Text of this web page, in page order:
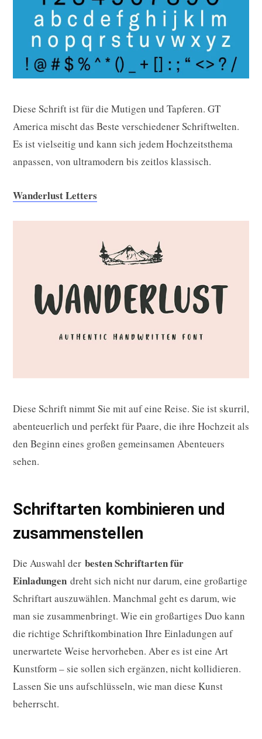
Diese Schrift ist für die Mutigen und Tapferen. GT
America mischt das Beste verschiedener Schriftwelten.
Es ist vielseitig und kann sich jedem Hochzeitsthema
anpassen, von ultramodern bis zeitlos klassisch.
Wanderlust Letters
Diese Schrift nimmt Sie mit auf eine Reise. Sie ist skurril,
abenteuerlich und perfekt für Paare, die ihre Hochzeit als
den Beginn eines großen gemeinsamen Abenteuers
sehen.
Schriftarten kombinieren und
zusammenstellen
Die Auswahl der besten Schriftarten für
Einladungen dreht sich nicht nur darum, eine großartige
Schriftart auszuwählen. Manchmal geht es darum, wie
man sie zusammenbringt. Wie ein großartiges Duo kann
die richtige Schriftkombination Ihre Einladungen auf
unerwartete Weise hervorheben. Aber es ist eine Art
Kunstform – sie sollen sich ergänzen, nicht kollidieren.
Lassen Sie uns aufschlüsseln, wie man diese Kunst
beherrscht.